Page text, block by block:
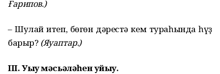
Ғарипов.)
– Шулай итеп, бөгөн дәрестә кем тураһында һүҙ
барыр? (Яуаптар.)
III.Уыу мәсьәләһенуйыу.